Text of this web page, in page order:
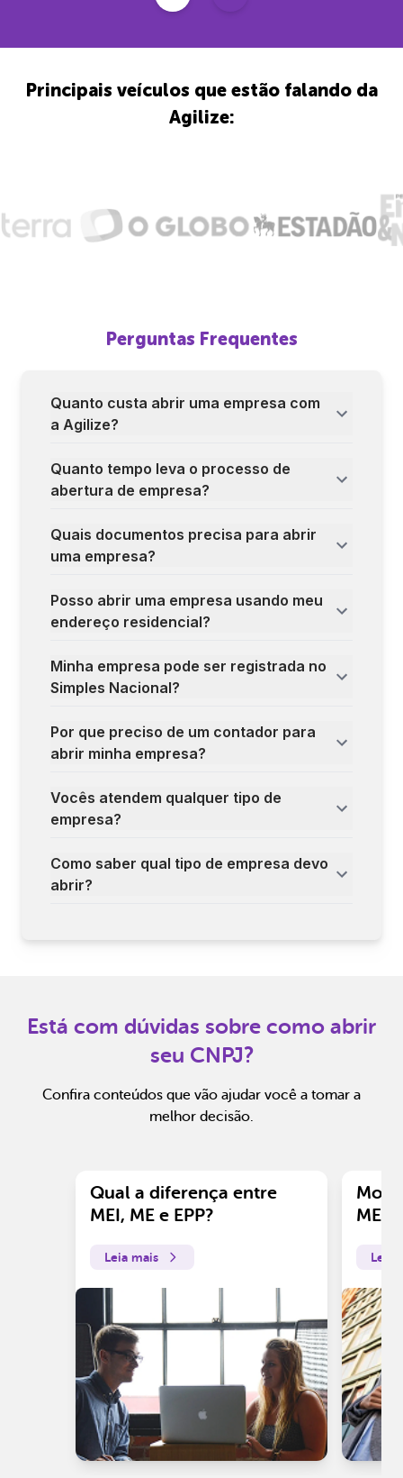
Principais veículos que estão falando da
Agilize:
Perguntas Frequentes
Quanto custa abrir uma empresa com
a Agilize?
Quanto tempo leva o processo de
abertura de empresa?
Quais documentos precisa para abrir
uma empresa?
Posso abrir uma empresa usando meu
endereço residencial?
Minha empresa pode ser registrada no
Simples Nacional?
Por que preciso de um contador para
abrir minha empresa?
Vocês atendem qualquer tipo de
empresa?
Como saber qual tipo de empresa devo
abrir?
Está com dúvidas sobre como abrir
seu CNPJ?
Confira conteúdos que vão ajudar você a tomar a
melhor decisão.
Qual a diferença entre
MEI, ME e EPP?
Leia mais
ME?
Leia